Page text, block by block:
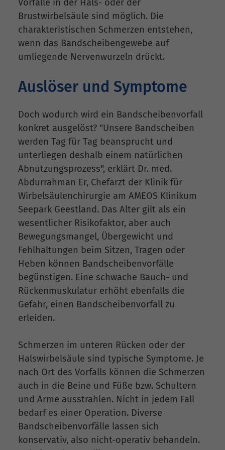
Vorfälle in der Hals- oder der
Brustwirbelsäule sind möglich. Die
charakteristischen Schmerzen entstehen,
wenn das Bandscheibengewebe auf
umliegende Nervenwurzeln drückt.
Auslöser und Symptome
Doch wodurch wird ein Bandscheibenvorfall
konkret ausgelöst? "Unsere Bandscheiben
werden Tag für Tag beansprucht und
unterliegen deshalb einem natürlichen
Abnutzungsprozess", erklärt Dr. med.
Abdurrahman Er, Chefarzt der Klinik für
Wirbelsäulenchirurgie am AMEOS Klinikum
Seepark Geestland. Das Alter gilt als ein
wesentlicher Risikofaktor, aber auch
Bewegungsmangel, Übergewicht und
Fehlhaltungen beim Sitzen, Tragen oder
Heben können Bandscheibenvorfälle
begünstigen. Eine schwache Bauch- und
Rückenmuskulatur erhöht ebenfalls die
Gefahr, einen Bandscheibenvorfall zu
erleiden.
Schmerzen im unteren Rücken oder der
Halswirbelsäule sind typische Symptome. Je
nach Ort des Vorfalls können die Schmerzen
auch in die Beine und Füße bzw. Schultern
und Arme ausstrahlen. Nicht in jedem Fall
bedarf es einer Operation. Diverse
Bandscheibenvorfälle lassen sich
konservativ, also nicht-operativ behandeln.